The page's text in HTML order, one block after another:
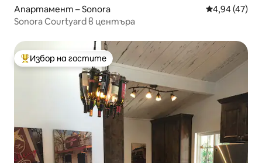
Апартамент – Sonora Средна
4,94 (47)
Sonora Courtyard в центъра
Най-популярен избор на гостите
Избор на гостите